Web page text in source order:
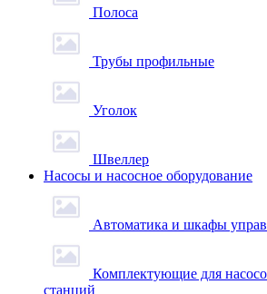
Полоса
Трубы профильные
Уголок
Швеллер
Насосы и насосное оборудование
Автоматика и шкафы
Комплектующие для
станций